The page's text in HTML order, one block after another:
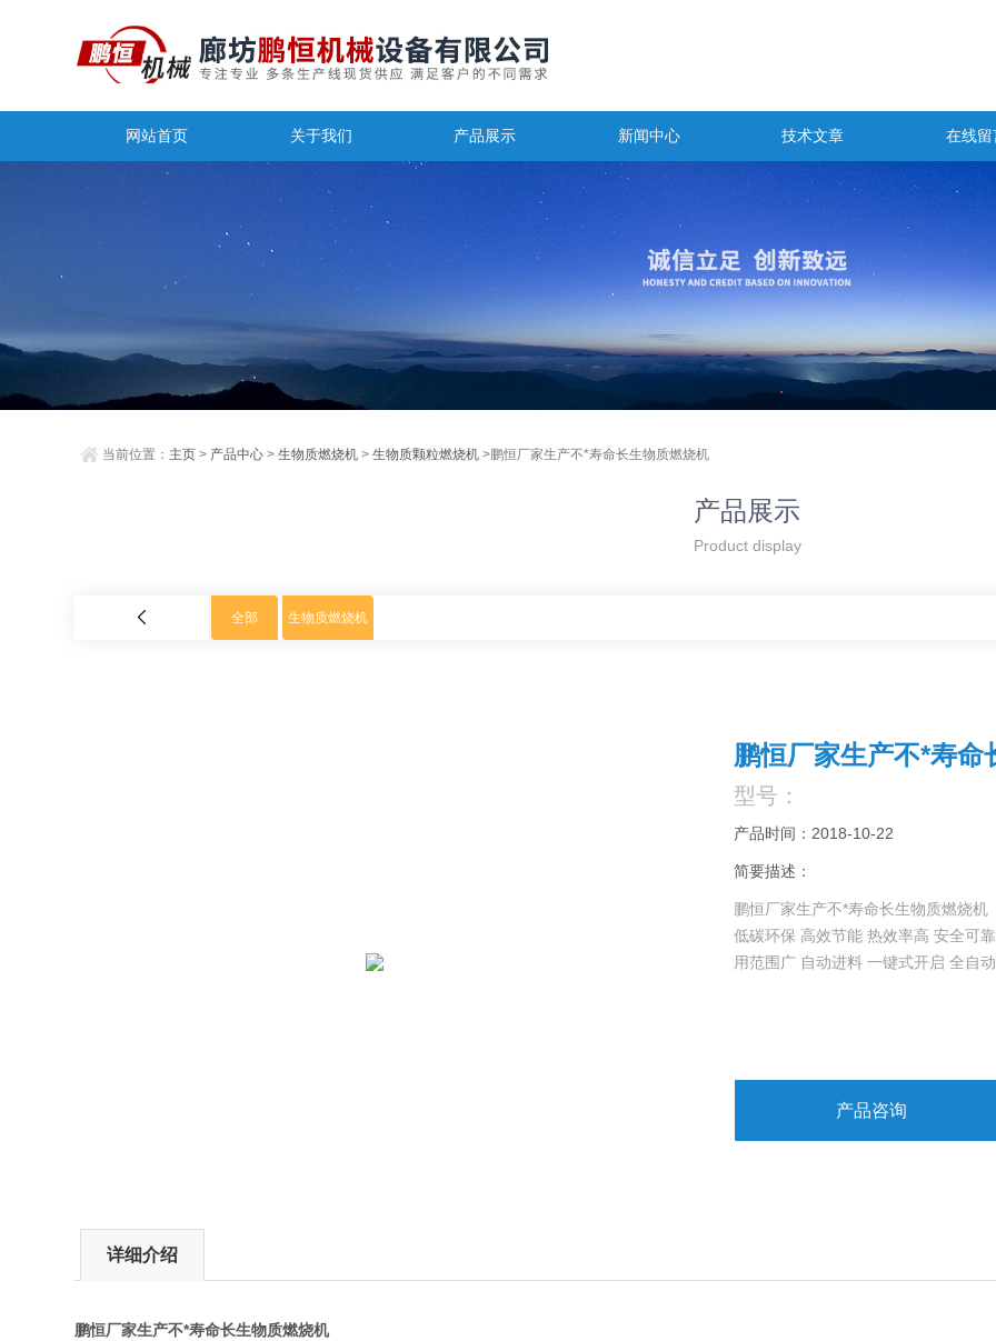
网站首页 关于我们 产品展示 新闻中心 技术文章 在线留
当前位置： 主页 > 产品中心 >生物质燃烧机 >生物质颗粒燃烧机 >鹏恒厂家生产不*寿命长生物质燃烧机
产品展示
Product display
全部 生物质燃烧机
鹏恒厂家生产不*寿命
型号：
产品时间：2018-10-22
简要描述：
鹏恒厂家生产不*寿命长生物质燃烧机
低碳环保 高效节能 热效率高 安全可
用范围广 自动进料 一键式开启 全自
产品咨询
详细介绍
鹏恒厂家生产不*寿命长生物质燃烧机